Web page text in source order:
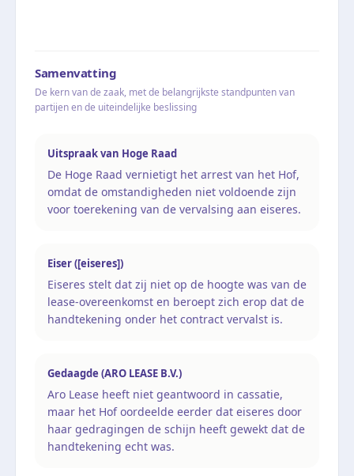
Samenvatting
De kern van de zaak, met de belangrijkste standpunten van
partijen en de uiteindelijke beslissing
Uitspraak van Hoge Raad
De Hoge Raad vernietigt het arrest van het Hof,
omdat de omstandigheden niet voldoende zijn
voor toerekening van de vervalsing aan eiseres.
Eiser ([eiseres])
Eiseres stelt dat zij niet op de hoogte was van de
lease-overeenkomst en beroept zich erop dat de
handtekening onder het contract vervalst is.
Gedaagde (ARO LEASE B.V.)
Aro Lease heeft niet geantwoord in cassatie,
maar het Hof oordeelde eerder dat eiseres door
haar gedragingen de schijn heeft gewekt dat de
handtekening echt was.